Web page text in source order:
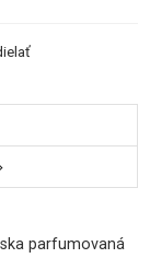
parfumovaná